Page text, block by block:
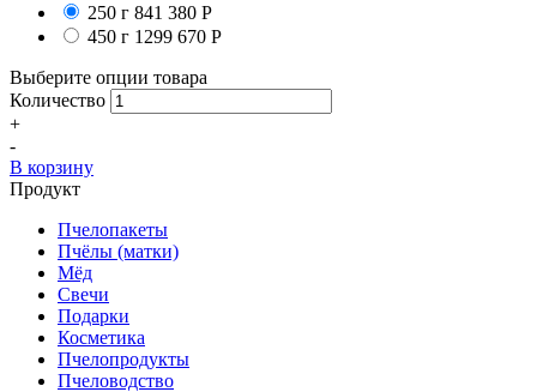
250 г 841 380 Р
450 г 1299 670 Р
Выберите опции товара
Количество
+
-
В корзину
Продукт
Пчелопакеты
Пчёлы (матки)
Мёд
Свечи
Подарки
Косметика
Пчелопродукты
Пчеловодство